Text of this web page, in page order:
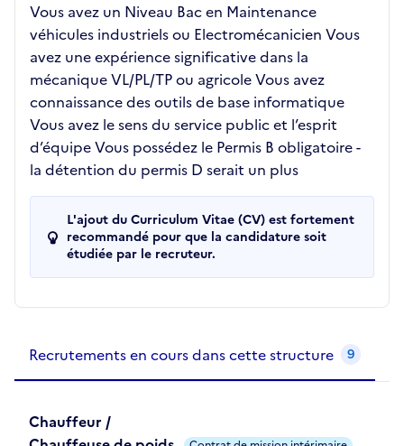
Vous avez un Niveau Bac en Maintenance
véhicules industriels ou Electromécanicien Vous
avez une expérience significative dans la
mécanique VL/PL/TP ou agricole Vous avez
connaissance des outils de base informatique
Vous avez le sens du service public et l’esprit
d’équipe Vous possédez le Permis B obligatoire -
la détention du permis D serait un plus
L'ajout du Curriculum Vitae (CV) est fortement
recommandé pour que la candidature soit
étudiée par le recruteur.
Recrutements en cours dans cette structure 9
Chauffeur /